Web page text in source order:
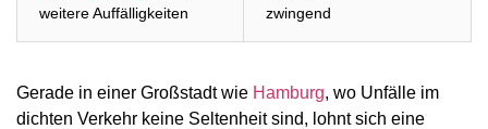
weitere Auffälligkeiten
zwingend
Gerade in einer Großstadt wie Hamburg, wo Unfälle im
dichten Verkehr keine Seltenheit sind, lohnt sich eine